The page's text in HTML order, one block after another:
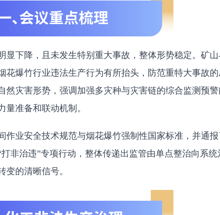
显下降，且未发生特别重大事故，整体形势稳定。矿
花爆竹行业违法生产行为有所抬头，防范重特大事故的
然灾害形势，强调加强多灾种与灾害链的综合监测预
量准备和联动机制。
作业安全技术规范与烟花爆竹强制性国家标准，并通报
非治违”专项行动，整体传递出监管由单点整治向系统
变的清晰信号。